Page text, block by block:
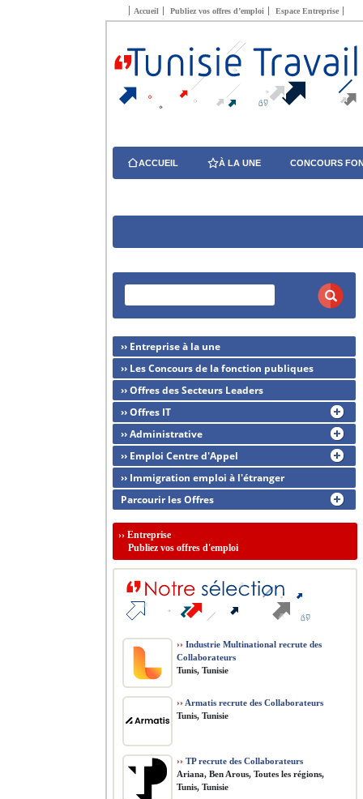
Accueil Publiez vos offres d’emploi Espace Entreprise
ACCUEIL À LA UNE CONCOURS
›› Entreprise à la une
›› Les Concours de la fonction publiques
›› Offres des Secteurs Leaders
›› Offres IT
›› Administrative
›› Emploi Centre d'Appel
›› Immigration emploi à l'étranger
Parcourir les Offres
›› Entreprise
Publiez vos offres d'emploi
›› Industrie Multinational recrute des
Collaborateurs
Tunis, Tunisie
›› Armatis recrute des Collaborateurs
Tunis, Tunisie
›› TP recrute des Collaborateurs
Ariana, Ben Arous, Toutes les régions,
Tunis, Tunisie